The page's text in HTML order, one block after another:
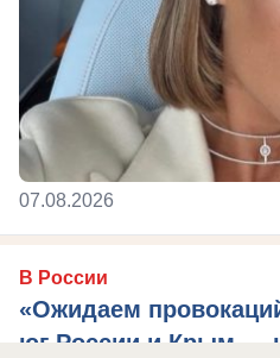
07.08.2026
В России
«Ожидаем
юг России и Крым —